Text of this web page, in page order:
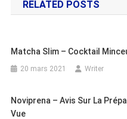
l’article
RELATED POSTS
Matcha Slim – Cocktail
20 mars 2021 Writer
Noviprena – Avis Sur La
Vue